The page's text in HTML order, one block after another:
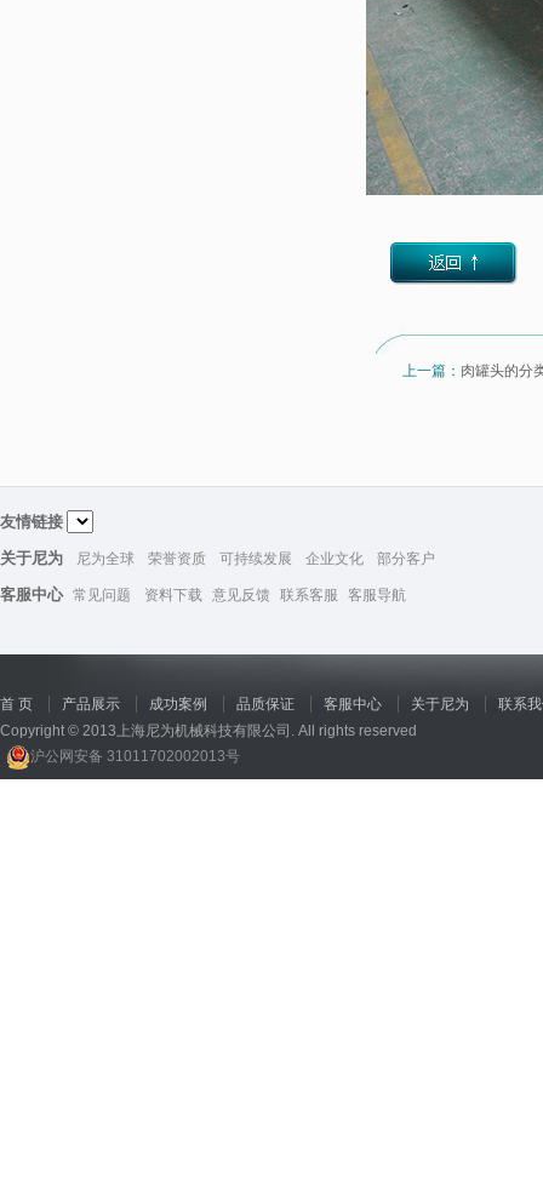
上一篇： 肉罐头的分
友情链接
关于尼为
尼为全球 荣誉资质 可持续发展 企业文化 部分客户
客服中心 常见问题 资料下载 意见反馈 联系客服 客服导航
首 页 产品展示 成功案例 品质保证 客服中心 关于尼为
联系
Copyright © 2013上海尼为机械科技有限公司. All rights reserved
沪公网安备 31011702002013号